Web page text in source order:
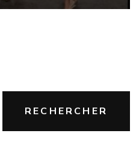
RECHERCHER